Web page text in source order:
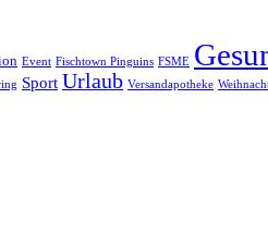
Event Fischtown Pinguins FSME
Sport Urlaub Versandapotheke